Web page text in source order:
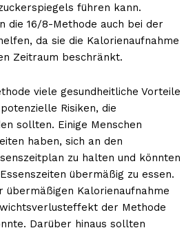
führen kann.
die 16/8-Methode auch bei der
da sie die Kalorienaufnahme
Zeitraum beschränkt.
viele gesundheitliche Vorteile
Risiken, die
sollten. Einige Menschen
haben, sich an den
zu halten und könnten
übermäßig zu essen.
übermäßigen Kalorienaufnahme
der Methode
Darüber hinaus sollten